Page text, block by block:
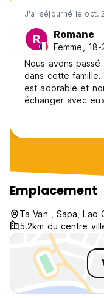
J'ai séjourné le oct.
R Romane
Femme,
Nous avons
dans cette famille.
est adorable et
échanger avec
beaucoup aimé
milieu des
la famille. Nous
Emplacement
Ta Van , Sapa, Lao
5.2km du centre